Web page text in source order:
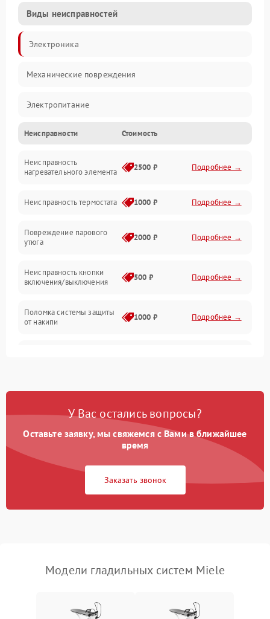
Виды неисправностей
Электроника
Механические повреждения
Электропитание
Пар
Герметичность
Электроника/Механические
Неисправности Стоимость
Неисправность
нагревательного элемента
2500 ₽ Подробнее →
Неисправность термостата 1000 ₽ Подробнее →
Повреждение парового
утюга
2000 ₽ Подробнее →
Неисправность кнопки
включения/выключения
500 ₽ Подробнее →
Поломка системы защиты
от накипи
1000 ₽ Подробнее →
Поломка системы
Неисправность системы
2000 ₽ Подробнее →
Поломка сетевого шнура 500 ₽ Подробнее →
Неисправность системы
У Вас остались вопросы?
Оставьте заявку, мы свяжемся с Вами в ближайшее
время
Заказать звонок
Модели гладильных систем Miele